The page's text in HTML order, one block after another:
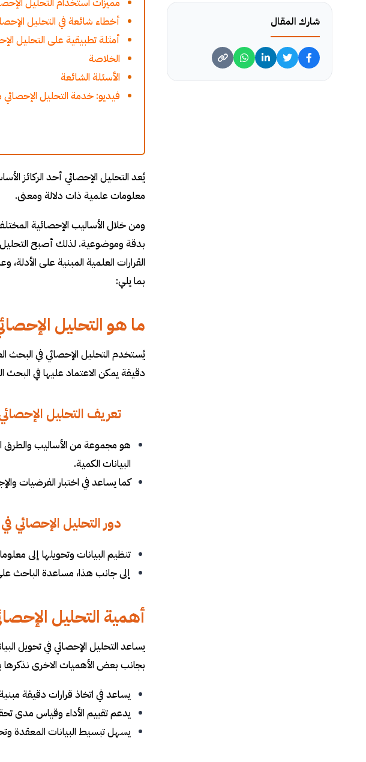
شارك المقال
أخطاء شائعة في التحليل
أمثلة تطبيقية على التحليل
الخلاصة
الأسئلة الشائعة
فيديو: خدمة التحليل الإحصائي
يُعد التحليل الإحصائي أحد الركائز
معلومات علمية ذات دلالة ومعنى.
ومن خلال الأساليب الإحصائية
بدقة وموضوعية. لذلك أصبح التحليل
القرارات العلمية المبنية على
بما يلي:
ما هو التحليل
يُستخدم التحليل الإحصائي في البحث
دقيقة يمكن الاعتماد عليها في البحث
تعريف التحليل
هو مجموعة من الأساليب والطرق
البيانات الكمية.
كما يساعد في اختبار الفرضيات
دور التحليل الإحصائي
تنظيم البيانات وتحويلها إلى
إلى جانب هذا، مساعدة الباحث
أهمية التحليل
يساعد التحليل الإحصائي في تحويل
بجانب بعض الأهميات الاخرى نذكرها
يساعد في اتخاذ قرارات دقيقة
يدعم تقييم الأداء وقياس مدى
يسهل تبسيط البيانات المعقدة